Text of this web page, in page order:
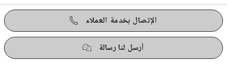
الإتصال بخدمة العملاء
أرسل لنا رسالة